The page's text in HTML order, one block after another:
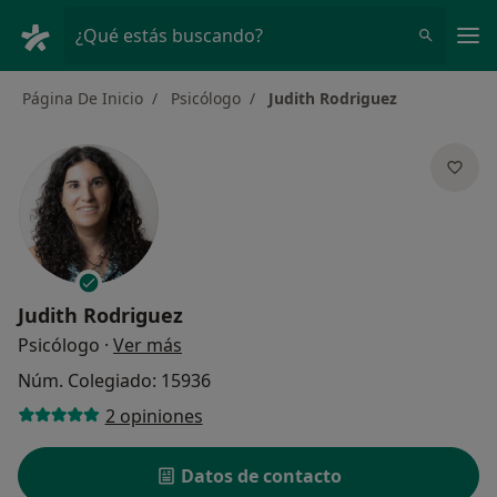
¿Qué estás buscando?
Página De Inicio Psicólogo Judith Rodriguez
Judith Rodriguez
Psicólogo · Ver más
Núm. Colegiado: 15936
2 opiniones
Datos de contacto